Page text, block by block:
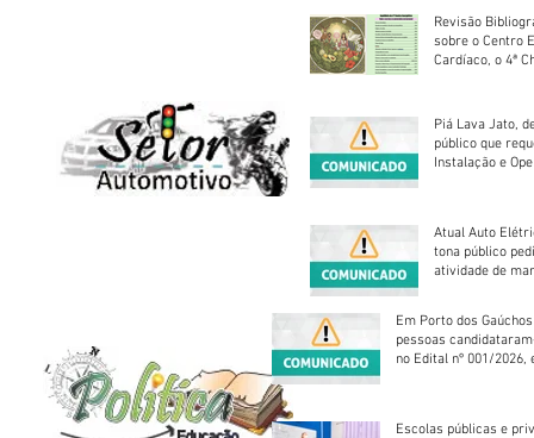
Revisão
sobre o Centro
Cardíaco, o 4ª
Piá Lava Jato,
público que
Instalação e
Atual Auto
tona público
atividade de
Em Porto dos
pessoas
no Edital nº 001/2026,
Escolas públicas e